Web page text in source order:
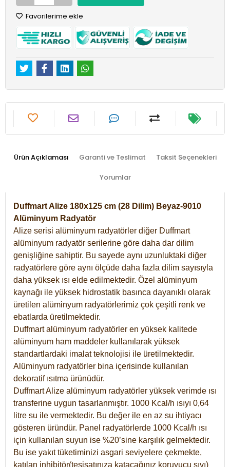
Favorilerime ekle
Ürün Açıklaması Garanti ve Teslimat Taksit Seçenekleri
Yorumlar
Duffmart Alize 180x125 cm (28 Dilim) Beyaz-9010
Alüminyum Radyatör
Alize serisi alüminyum radyatörler diğer Duffmart
alüminyum radyatör serilerine göre daha dar dilim
genişliğine sahiptir. Bu sayede aynı uzunluktaki diğer
radyatörlere göre aynı ölçüde daha fazla dilim sayısıyla
daha yüksek ısı elde edilmektedir. Özel alüminyum
kaynağı ile yüksek hidrostatik basınca dayanıklı olarak
üretilen alüminyum radyatörlerimiz çok çeşitli renk ve
ebatlarda üretilmektedir.
Duffmart alüminyum radyatörler en yüksek kalitede
alüminyum ham maddeler kullanılarak yüksek
standartlardaki imalat teknolojisi ile üretilmektedir.
Alüminyum radyatörler bina içerisinde kullanılan
dekoratif ısıtma ürünüdür.
Duffmart Alize alüminyum radyatörler yüksek verimde ısı
transferine uygun tasarlanmıştır. 1000 Kcal/h ısıyı 0,64
litre su ile vermektedir. Bu değer ile en az su ihtiyacı
gösteren üründür. Panel radyatörlerde 1000 Kcal/h ısı
için kullanılan suyun ise %20’sine karşılık gelmektedir.
Bu ise yakıt tüketiminizi asgari seviyelere çekmekte,
katılan inhibitör(tesisatınıza katacağınız koruyucu sıvı)